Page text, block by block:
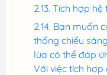
Tích hợp hệ
Bạn muốn
thống chiếu
lùa có thể đáp
Với việc tích